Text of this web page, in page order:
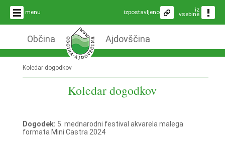
menu iz
vsebine
izpostavljeno
Občina Ajdovščina
Koledar dogodkov
Koledar dogodkov
Dogodek: 5. mednarodni festival akvarela malega
formata Mini Castra 2024